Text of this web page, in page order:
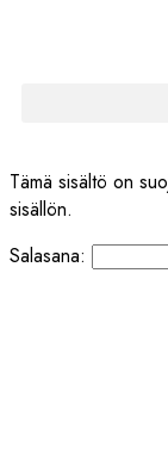
Tämä sisältö on
sisällön.
Salasana: